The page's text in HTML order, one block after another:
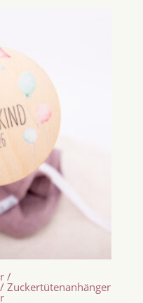
/
Zuckertütenanhänger